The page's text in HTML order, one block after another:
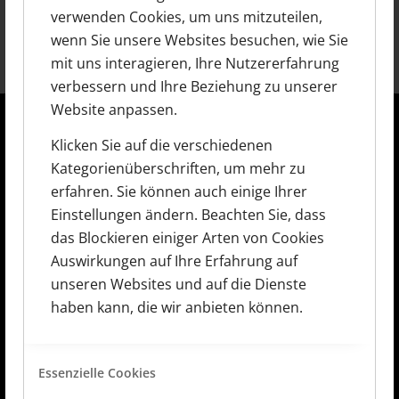
verwenden Cookies, um uns mitzuteilen,
wenn Sie unsere Websites besuchen, wie Sie
mit uns interagieren, Ihre Nutzererfahrung
verbessern und Ihre Beziehung zu unserer
Website anpassen.
Klicken Sie auf die verschiedenen
Kategorienüberschriften, um mehr zu
erfahren. Sie können auch einige Ihrer
Einstellungen ändern. Beachten Sie, dass
das Blockieren einiger Arten von Cookies
Auswirkungen auf Ihre Erfahrung auf
unseren Websites und auf die Dienste
haben kann, die wir anbieten können.
Essenzielle Cookies
Suchkriterien
Büro Zeitenweide GmbH
Seidenbenderstr. 33
D-67549 Worms
Telefon: 0 62 41-95 14 92
Fax: 0 62 41-95 59 17
E-Mail:info@zeitenweide.de